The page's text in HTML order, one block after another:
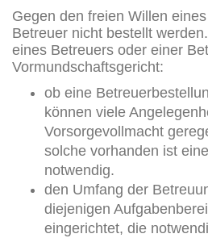
Gegen den freien Willen
Betreuer nicht bestellt
eines Betreuers oder einer
Vormundschaftsgericht:
ob eine
können viele
Vorsorgevollmacht
solche vorhanden ist
notwendig.
den Umfang der
diejenigen
eingerichtet, die